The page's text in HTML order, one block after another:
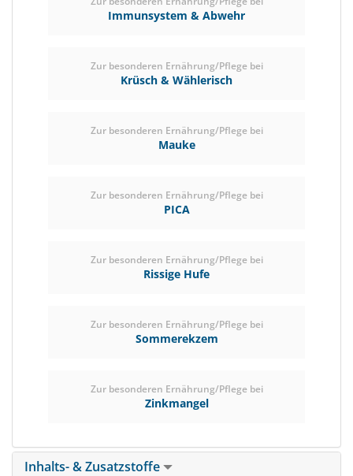
Immunsystem & Abwehr
Zur besonderen Ernährung/Pflege bei
Krüsch & Wählerisch
Zur besonderen Ernährung/Pflege bei
Mauke
Zur besonderen Ernährung/Pflege bei
PICA
Zur besonderen Ernährung/Pflege bei
Rissige Hufe
Zur besonderen Ernährung/Pflege bei
Sommerekzem
Zur besonderen Ernährung/Pflege bei
Zinkmangel
Inhalts- & Zusatzstoffe